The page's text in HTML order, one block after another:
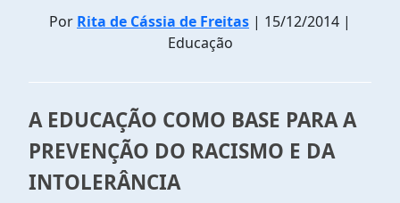
Por Rita de Cássia de Freitas | 15/12/2014 |
Educação
A EDUCAÇÃO COMO BASE PARA A
PREVENÇÃO DO RACISMO E DA
INTOLERÂNCIA